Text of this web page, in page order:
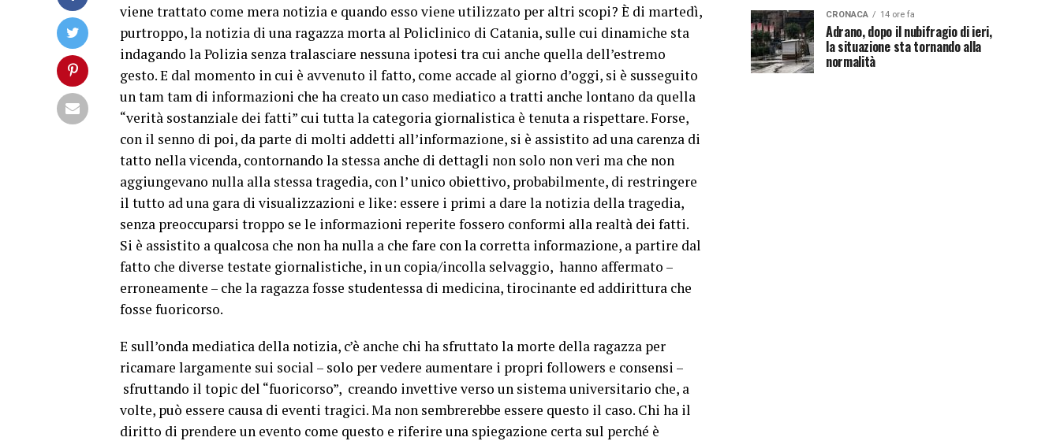
viene trattato come mera notizia e quando esso viene utilizzato per altri scopi? È di martedì,
purtroppo, la notizia di una ragazza morta al Policlinico di Catania, sulle cui dinamiche sta
indagando la Polizia senza tralasciare nessuna ipotesi tra cui anche quella dell’estremo
gesto. E dal momento in cui è avvenuto il fatto, come accade al giorno d’oggi, si è susseguito
un tam tam di informazioni che ha creato un caso mediatico a tratti anche lontano da quella
“verità sostanziale dei fatti” cui tutta la categoria giornalistica è tenuta a rispettare. Forse,
con il senno di poi, da parte di molti addetti all’informazione, si è assistito ad una carenza di
tatto nella vicenda, contornando la stessa anche di dettagli non solo non veri ma che non
aggiungevano nulla alla stessa tragedia, con l’ unico obiettivo, probabilmente, di restringere
il tutto ad una gara di visualizzazioni e like: essere i primi a dare la notizia della tragedia,
senza preoccuparsi troppo se le informazioni reperite fossero conformi alla realtà dei fatti.
Si è assistito a qualcosa che non ha nulla a che fare con la corretta informazione, a partire dal
fatto che diverse testate giornalistiche, in un copia/incolla selvaggio, hanno affermato –
erroneamente – che la ragazza fosse studentessa di medicina, tirocinante ed addirittura che
fosse fuoricorso.
E sull’onda mediatica della notizia, c’è anche chi ha sfruttato la morte della ragazza per
ricamare largamente sui social – solo per vedere aumentare i propri followers e consensi –
sfruttando il topic del “fuoricorso”, creando invettive verso un sistema universitario che, a
volte, può essere causa di eventi tragici. Ma non sembrerebbe essere questo il caso. Chi ha il
diritto di prendere un evento come questo e riferire una spiegazione certa sul perché è
CRONACA 14 ore fa
Adrano, dopo il nubifragio di ieri,
la situazione sta tornando alla
normalità